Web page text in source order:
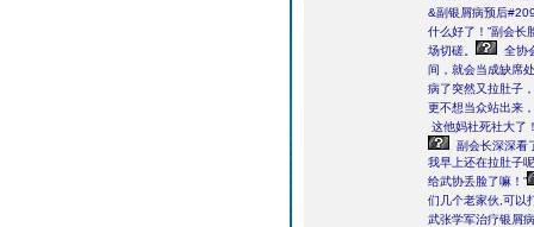
&副银屑病预后
什么好了！”副会长
场切磋。
全协
间，就会当成缺席
病了突然又拉肚子
这他妈社死社大了
副会长深深看
我早上还在拉肚子
给武协丢脸了嘛！”
们几个老家伙,可以
武张学军治疗银屑